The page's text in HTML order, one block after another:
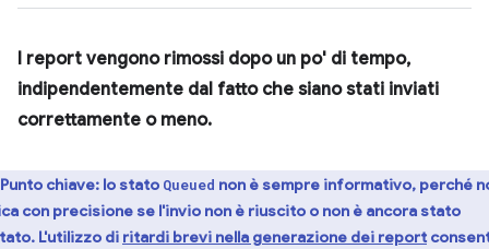
I report vengono rimossi dopo un po' di tempo,
indipendentemente dal fatto che siano stati inviati
correttamente o meno.
Punto chiave: lo stato Queued non è sempre informativo, perché
con precisione se l'invio non è riuscito o non è ancora stato
L'utilizzo di ritardi brevi nella generazione dei report